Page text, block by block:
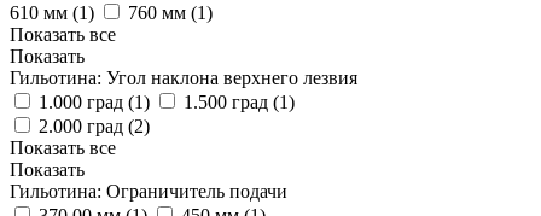
610 мм (1) 760 мм (1)
Показать все
Показать
Гильотина: Угол наклона верхнего лезвия
1.000 град (1) 1.500 град (1)
2.000 град (2)
Показать все
Показать
Гильотина: Ограничитель подачи